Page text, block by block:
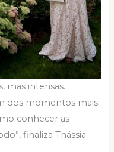
mas intensas.
dos momentos mais
conhecer as
finaliza Thássia.